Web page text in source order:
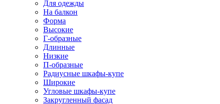
Для одежды
На балкон
Форма
Высокие
Г-образные
Длинные
Низкие
П-образные
Радиусные шкафы-купе
Широкие
Угловые шкафы-купе
Закругленный фасад